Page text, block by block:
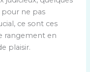
pour ne pas
ce sont ces
rangement en
plaisir.